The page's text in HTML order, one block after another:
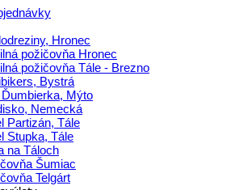
Hronec
požičovňa Hronec
požičovňa Tále - Brezno
Bystrá
Mýto
Nemecká
Partizán, Tále
Stupka, Tále
na Táloch
Šumiac
Telgárt